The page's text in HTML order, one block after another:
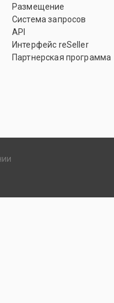
Размещение
Система запросов
API
Интерфейс reSeller
Партнерская программа